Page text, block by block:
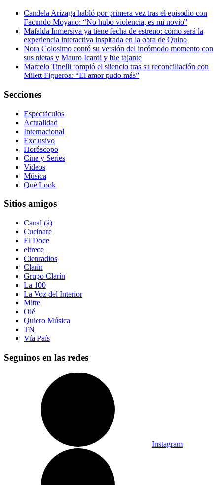
Candela Arizaga habló por primera vez tras el episodio con
Facundo Moyano: “No hubo violencia, es mi novio”
Mafalda Inmersiva ya tiene fecha de estreno: cómo será la
experiencia interactiva inspirada en la obra de Quino
Nora Colosimo contó su versión del incómodo momento con
sus nietas y Mauro Icardi y fue tajante
Marcelo Tinelli rompió el silencio tras su reconciliación con
Milett Figueroa: “El amor pudo más”
Secciones
Espectáculos
Actualidad
Internacional
Exclusivo
Horóscopo
Cine y Series
Videos
Música
Qué Look
Sitios amigos
Canal (á)
Cucinare
El Doce
eltrece
Cienradios
Clarín
Grupo Clarín
La 100
La Voz del Interior
Mitre
Olé
Quiero Música
TN
Vía País
Seguinos en las redes
Instagram